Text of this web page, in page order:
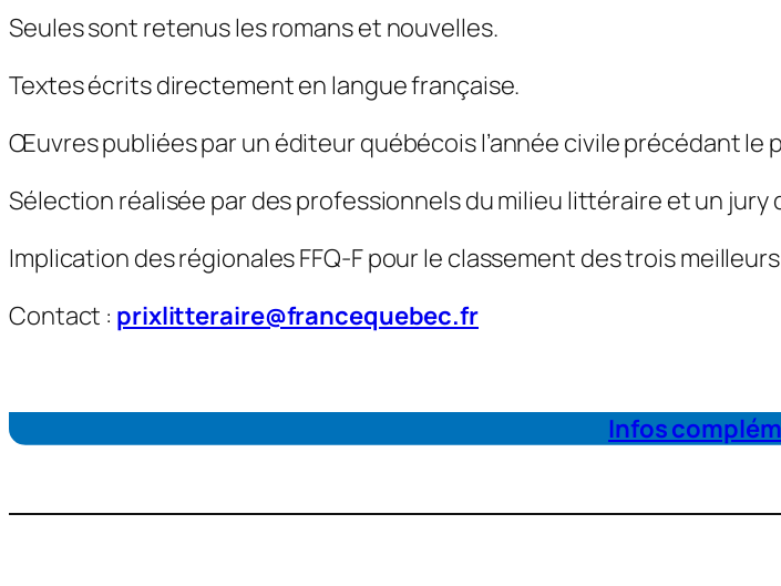
Seules sont retenus les romans et nouvelles.
Textes écrits directement en langue française.
Œuvres publiées par un éditeur québécois l’année civile précédant le
Sélection réalisée par des professionnels du milieu littéraire et un jury
Implication des régionales FFQ-F pour le classement des trois
Contact : prixlitteraire@francequebec.fr
Infos